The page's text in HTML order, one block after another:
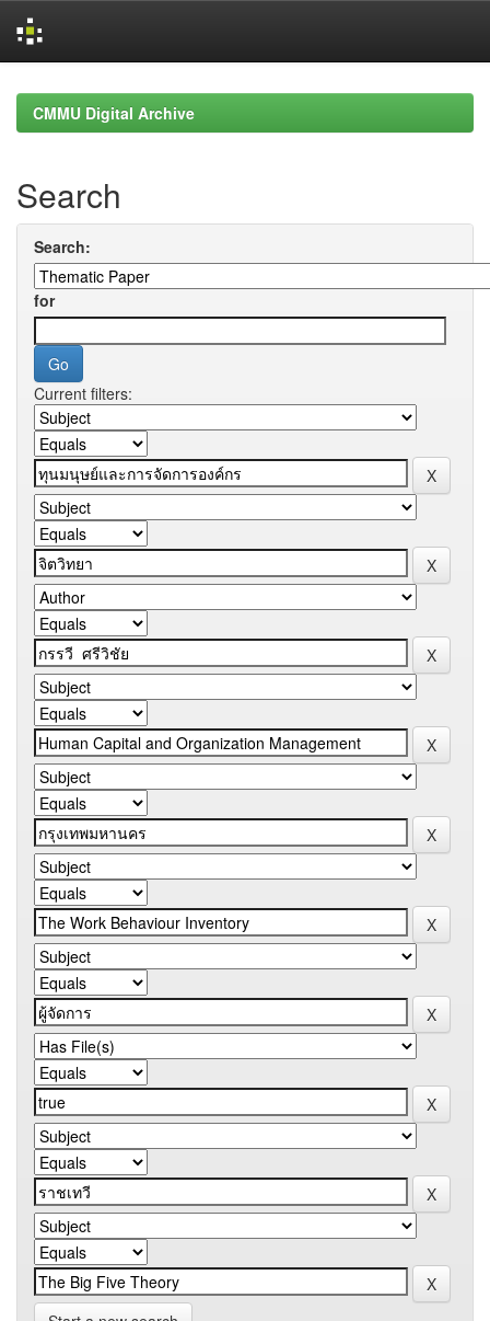
navigationCMMU Digital Archive
Search
Search:
for
Current filters: